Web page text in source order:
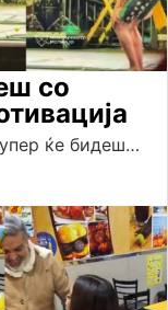
со
ќе бидеш…